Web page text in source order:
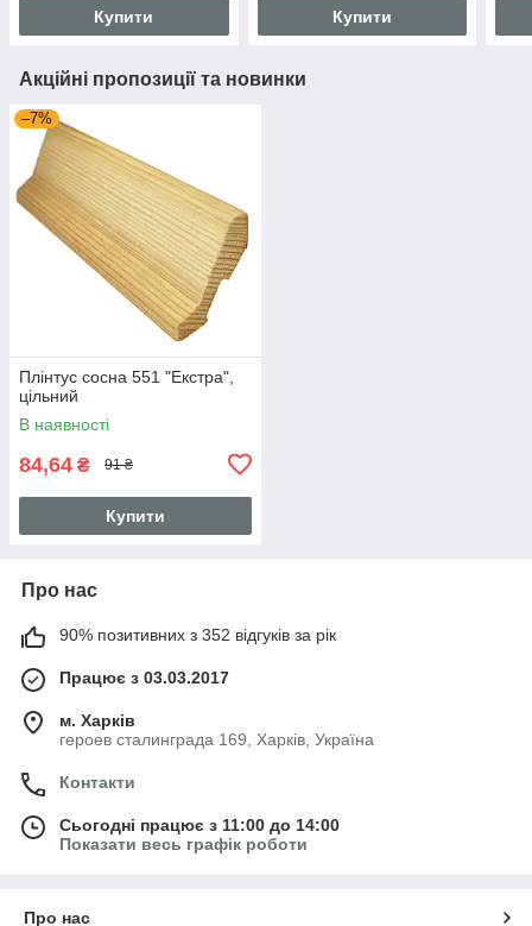
Купити Купити
Акційні пропозиції та новинки
–7%
Плінтус сосна 551 "Екстра",
цільний
В наявності
84,64 ₴ 91 ₴
Купити
Про нас
90% позитивних з 352 відгуків за рік
Працює з 03.03.2017
м. Харків
героев сталинграда 169, Харків, Україна
Контакти
Сьогодні працює з 11:00 до 14:00
Показати весь графік роботи
Про нас